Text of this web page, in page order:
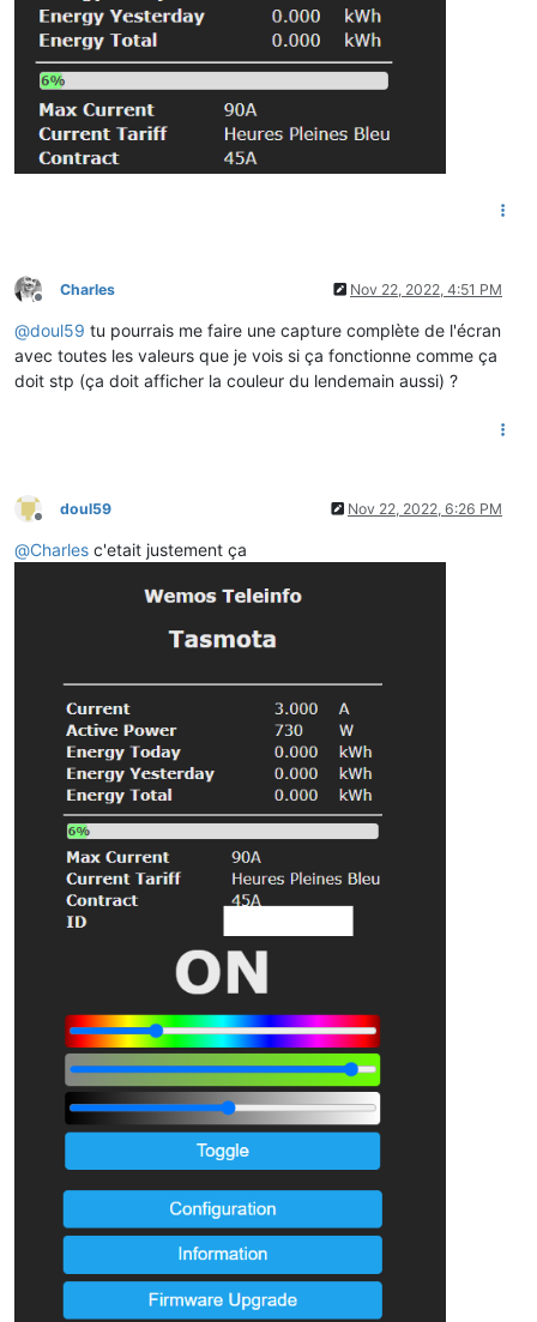
Offline
Charles Nov 22, 2022, 4:51 PM
@doul59 tu pourrais me faire une capture complète de l'écran
avec toutes les valeurs que je vois si ça fonctionne comme ça
doit stp (ça doit afficher la couleur du lendemain aussi) ?
Offline
doul59 Nov 22, 2022, 6:26 PM
@Charles c'etait justement ça